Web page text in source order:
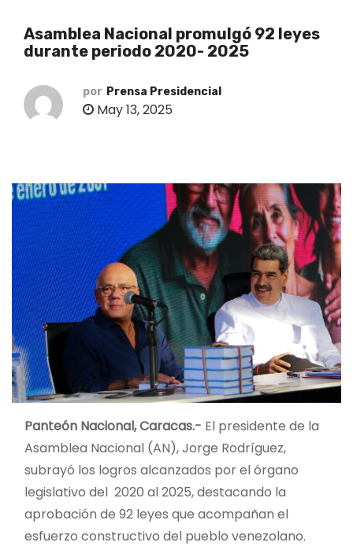
Asamblea Nacional promulgó 92 leyes
durante periodo 2020- 2025
por Prensa Presidencial
May 13, 2025
Panteón Nacional, Caracas.- El presidente de la
Asamblea Nacional (AN), Jorge Rodríguez,
subrayó los logros alcanzados por el órgano
legislativo del 2020 al 2025, destacando la
aprobación de 92 leyes que acompañan el
esfuerzo constructivo del pueblo venezolano.